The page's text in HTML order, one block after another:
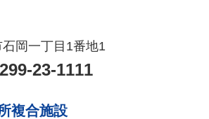
岡一丁目1番地1
23-1111
複合施設